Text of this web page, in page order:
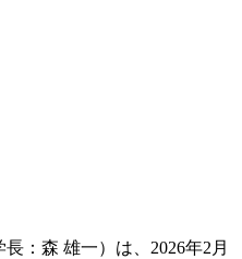
：森 雄一）は、2026年2月